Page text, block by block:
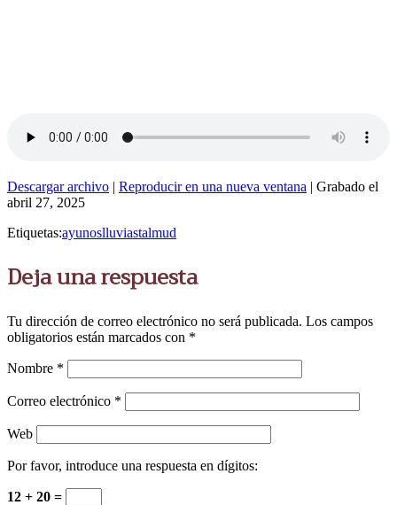
Descargar archivo | Reproducir en una nueva ventana | Grabado el
abril 27, 2025
Etiquetas:ayunoslluviastalmud
Deja una respuesta
Tu dirección de correo electrónico no será publicada. Los campos
obligatorios están marcados con *
Nombre *
Correo electrónico *
Web
Por favor, introduce una respuesta en dígitos:
12 + 20 =